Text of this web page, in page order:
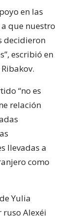
en las
que nuestro
decidieron
escribió en
“no es
relación
llevadas a
como
Yulia
Alexéi